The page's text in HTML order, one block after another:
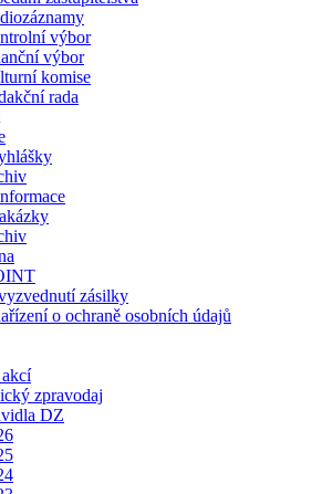
výbor
výbor
komise
rada
zásilky
o ochraně osobních údajů
zpravodaj
DZ